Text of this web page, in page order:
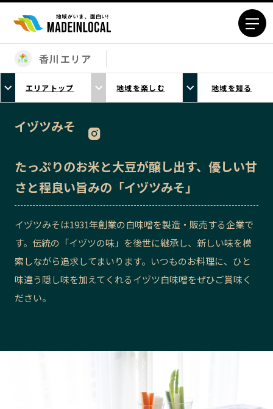
エリアから探す
北海道エリア
青森エリア
岩手エリア
栃木エリア
群馬エリア
埼玉エリア
千葉エリア
神奈川エリア
新潟エリア
富山エリア
石川エリア
兵庫エリア
和歌山エリア
香川エリア
エリアトップ 地域を楽しむ 地域を知る
イヅツみそ
たっぷりのお米と大豆が醸し出す、優しい甘
さと程良い旨みの「イヅツみそ」
イヅツみそは1931年創業の白味噌を製造・販売する企業で
す。伝統の「イヅツの味」を後世に継承し、新しい味を模
索しながら追求してまいります。いつものお料理に、ひと
味違う隠し味を加えてくれるイヅツ白味噌をぜひご賞味く
ださい。